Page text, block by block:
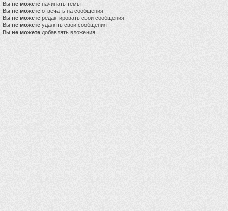
Вы не можете начинать темы
Вы не можете отвечать на сообщения
Вы не можете редактировать свои сообщения
Вы не можете удалять свои сообщения
Вы не можете добавлять вложения